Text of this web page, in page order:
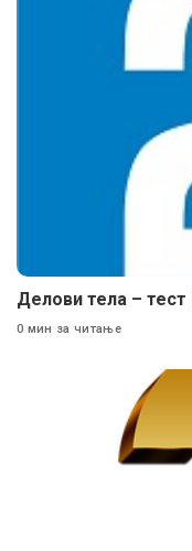
Делови тела – тест
0 мин за читање